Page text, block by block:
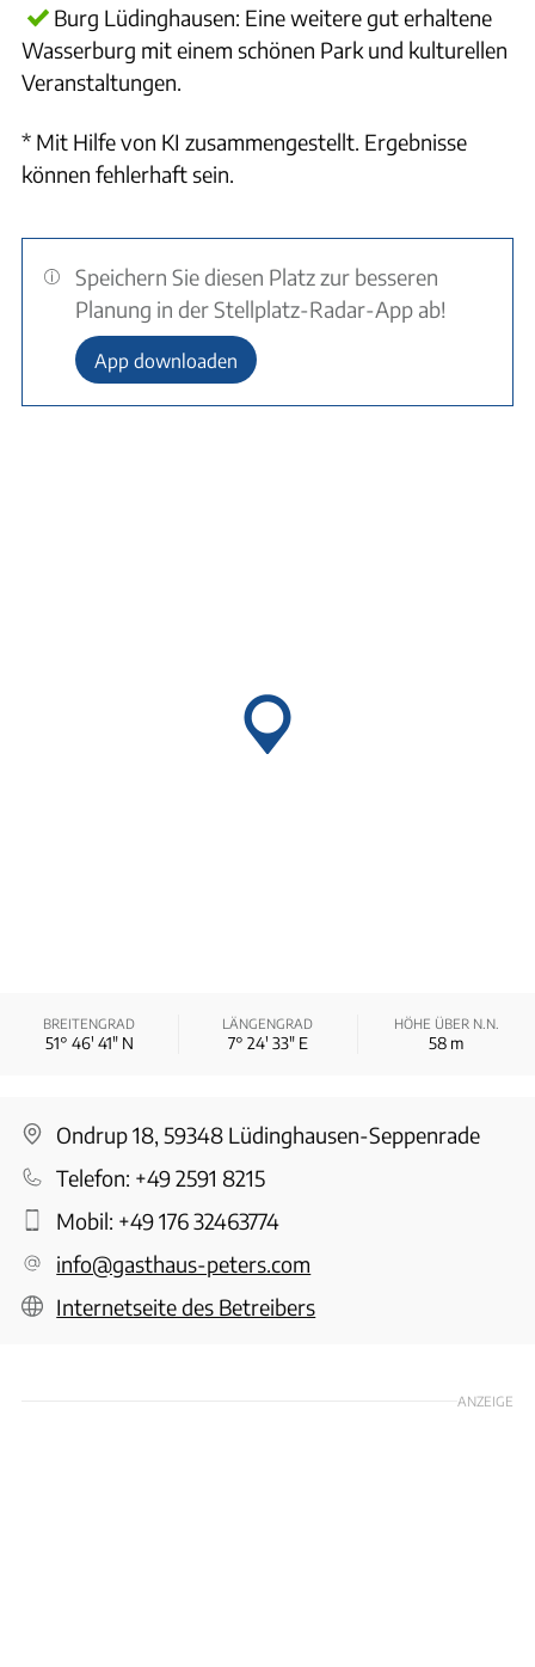
Burg Lüdinghausen: Eine weitere gut erhaltene
Wasserburg mit einem schönen Park und kulturellen
Veranstaltungen.
* Mit Hilfe von KI zusammengestellt. Ergebnisse
können fehlerhaft sein.
Speichern Sie diesen Platz zur besseren
Planung in der Stellplatz-Radar-App ab!
App downloaden
BREITENGRAD
51° 46′ 41″ N
LÄNGENGRAD
7° 24′ 33″ E
HÖHE ÜBER N.N.
58 m
Ondrup 18, 59348 Lüdinghausen-Seppenrade
Telefon: +49 2591 8215
Mobil: +49 176 32463774
info@gasthaus-peters.com
Internetseite des Betreibers
ANZEIGE